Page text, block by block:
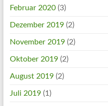
Februar 2020(3)
Dezember 2019(2)
November 2019(2)
Oktober 2019(2)
August 2019(2)
Juli 2019(1)